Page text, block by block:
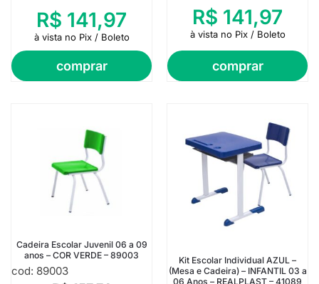
comprar
R$ 141,97
à vista no Pix / Boleto
comprar
R$ 141,97
à vista no Pix / Boleto
Cadeira Escolar Juvenil 06 a 09
anos – COR VERDE – 89003
cod: 89003
Kit Escolar Individual AZUL –
(Mesa e Cadeira) – INFANTIL 03 a
06 Anos – REALPLAST – 41089